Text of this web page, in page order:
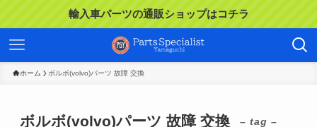
輸入車パーツの通販ショップはコチラ
ホーム ボルボ(volvo)パーツ 故障 交換
ボルボ(volvo)パーツ 故障 交換 – tag –